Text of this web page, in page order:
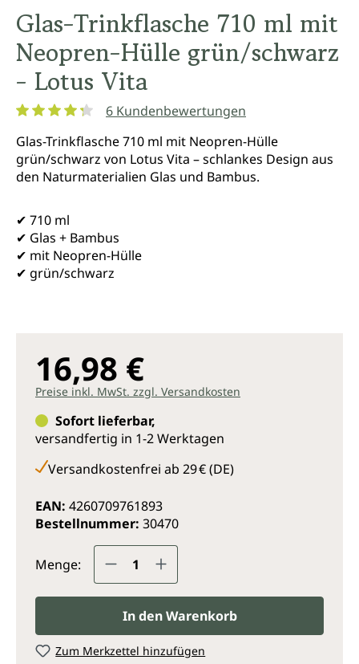
Glas-Trinkflasche 710 ml mit
Neopren-Hülle grün/schwarz
- Lotus Vita
6 Kundenbewertungen
Glas-Trinkflasche 710 ml mit Neopren-Hülle
grün/schwarz von Lotus Vita – schlankes Design aus
den Naturmaterialien Glas und Bambus.
✔ 710 ml
✔ Glas + Bambus
✔ mit Neopren-Hülle
✔ grün/schwarz
16,98 €
Preise inkl. MwSt. zzgl. Versandkosten
Sofort lieferbar,
versandfertig in 1-2 Werktagen
Versandkostenfrei ab 29 € (DE)
EAN: 4260709761893
Bestellnummer: 30470
Menge: Produkt Anzahl: Gib den
In den Warenkorb
Zum Merkzettel hinzufügen